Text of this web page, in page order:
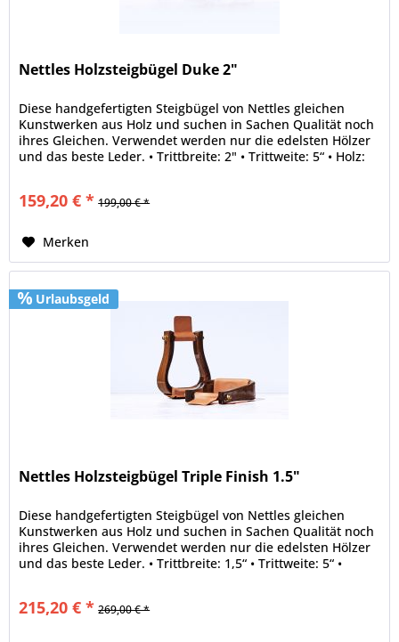
Nettles Holzsteigbügel Duke 2"
Diese handgefertigten Steigbügel von Nettles gleichen
Kunstwerken aus Holz und suchen in Sachen Qualität noch
ihres Gleichen. Verwendet werden nur die edelsten Hölzer
und das beste Leder. • Trittbreite: 2" • Trittweite: 5“ • Holz:
159,20 € * 199,00 € *
Merken
Urlaubsgeld
Nettles Holzsteigbügel Triple Finish 1.5"
Diese handgefertigten Steigbügel von Nettles gleichen
Kunstwerken aus Holz und suchen in Sachen Qualität noch
ihres Gleichen. Verwendet werden nur die edelsten Hölzer
und das beste Leder. • Trittbreite: 1,5“ • Trittweite: 5“ •
215,20 € * 269,00 € *